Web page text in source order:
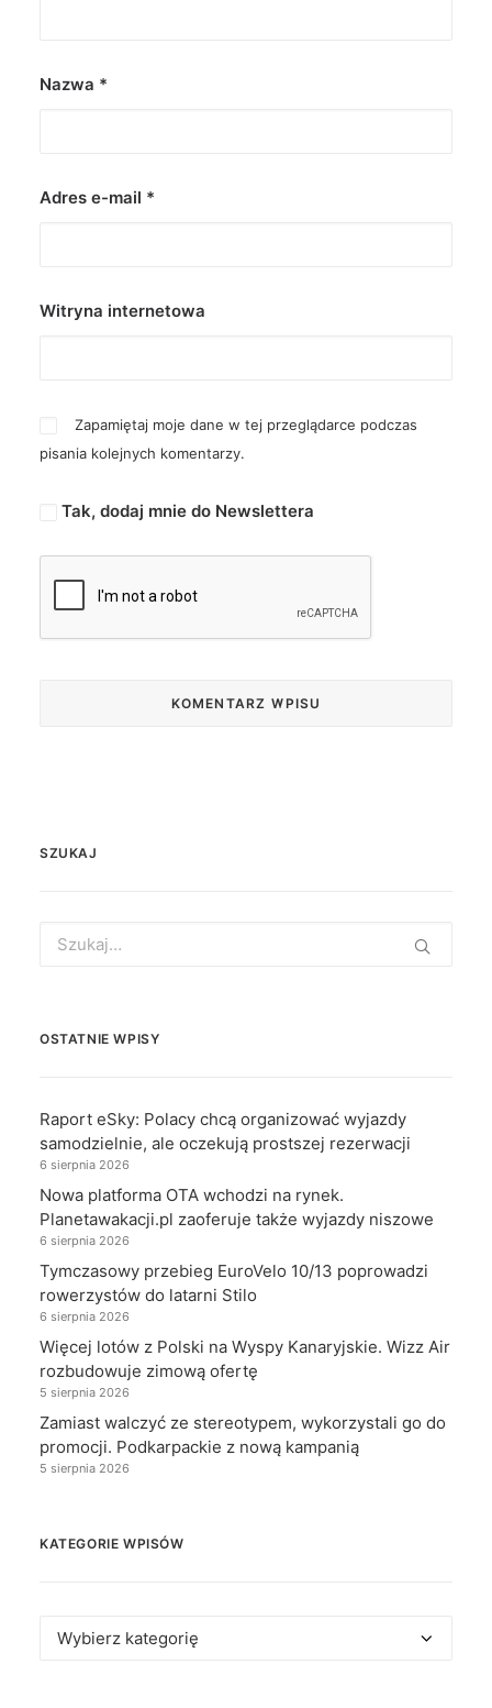
Nazwa *
Adres e-mail *
Witryna internetowa
Zapamiętaj moje dane w tej przeglądarce podczas
pisania kolejnych komentarzy.
Tak, dodaj mnie do Newslettera
SZUKAJ
for:
OSTATNIE WPISY
Raport eSky: Polacy chcą organizować wyjazdy
samodzielnie, ale oczekują prostszej rezerwacji
6 sierpnia 2026
Nowa platforma OTA wchodzi na rynek.
Planetawakacji.pl zaoferuje także wyjazdy niszowe
6 sierpnia 2026
Tymczasowy przebieg EuroVelo 10/13 poprowadzi
rowerzystów do latarni Stilo
6 sierpnia 2026
Więcej lotów z Polski na Wyspy Kanaryjskie. Wizz Air
rozbudowuje zimową ofertę
5 sierpnia 2026
Zamiast walczyć ze stereotypem, wykorzystali go do
promocji. Podkarpackie z nową kampanią
5 sierpnia 2026
KATEGORIE WPISÓW
Kategorie